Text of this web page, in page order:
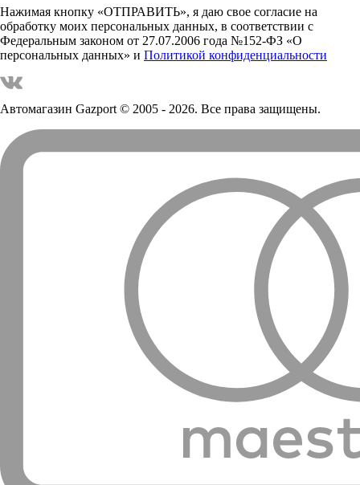
Нажимая кнопку «ОТПРАВИТЬ», я даю свое согласие на
обработку моих персональных данных, в соответствии с
Федеральным законом от 27.07.2006 года №152-ФЗ «О
персональных данных» и Политикой конфиденциальности
Автомагазин Gazport© 2005 - 2026. Все права защищены.